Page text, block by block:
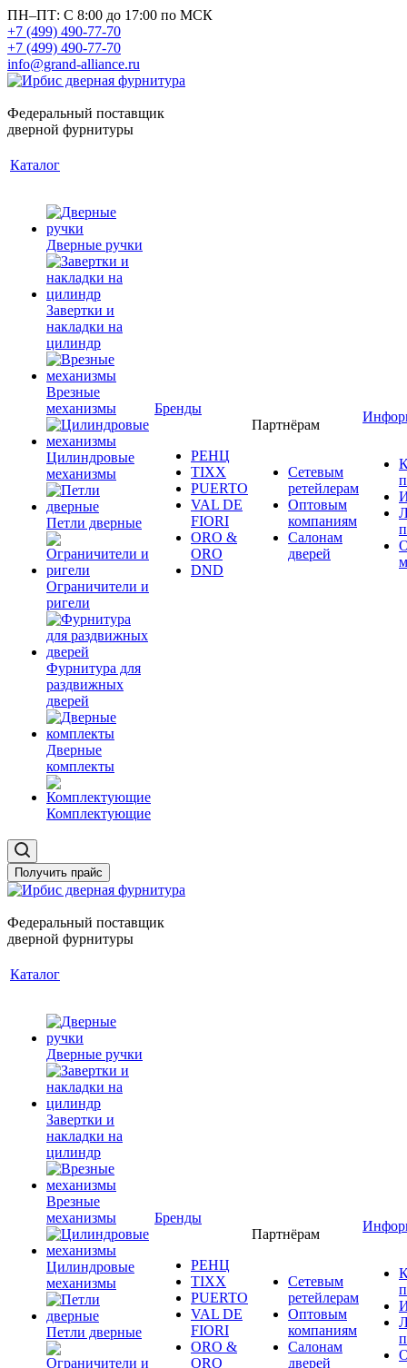
ПН–ПТ: С 8:00 до 17:00 по МСК
+7 (499) 490-77-70
+7 (499) 490-77-70
info@grand-alliance.ru
Федеральный поставщик
дверной фурнитуры
Каталог
Дверные ручки
Завертки и
накладки на
цилиндр
Врезные
механизмы
Цилиндровые
механизмы
Петли дверные
Ограничители и
ригели
Фурнитура для
раздвижных
дверей
Дверные
комплекты
Комплектующие
Бренды
РЕНЦ
TIXX
PUERTO
VAL DE
FIORI
ORO &
ORO
DND
Партнёрам
Сетевым
ретейлерам
Оптовым
компаниям
Салонам
дверей
Получить прайс
Федеральный поставщик
дверной фурнитуры
Каталог
Дверные ручки
Завертки и
накладки на
цилиндр
Врезные
механизмы
Цилиндровые
механизмы
Петли дверные
Бренды
РЕНЦ
TIXX
PUERTO
VAL DE
FIORI
ORO &
ORO
Партнёрам
Сетевым
ретейлерам
Оптовым
компаниям
Салонам
дверей